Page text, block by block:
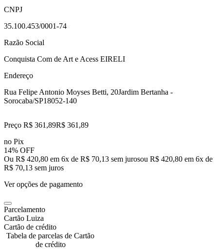
CNPJ
35.100.453/0001-74
Razão Social
Conquista Com de Art e Acess EIRELI
Endereço
Rua Felipe Antonio Moyses Betti, 20Jardim Bertanha -
Sorocaba/SP18052-140
Preço R$ 361,89R$ 361 ,89
no Pix
14% OFF
Ou R$ 420,80 em 6x de R$ 70,13 sem jurosou R$ 420,80 em 6x de
R$ 70,13 sem juros
Ver opções de pagamento
Parcelamento
Cartão Luiza
Cartão de crédito
Tabela de parcelas de Cartão
de crédito